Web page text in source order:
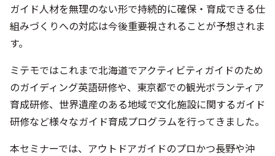
ガイド人材を無理のない形で持続的に確保・育成できる仕
組みづくりへの対応は今後重要視されることが予想されま
す。
ミテモではこれまで北海道でアクティビティガイドのため
のガイディング英語研修や、東京都での観光ボランティア
育成研修、世界遺産のある地域で文化施設に関するガイド
研修など様々なガイド育成プログラムを行ってきました。
本セミナーでは、アウトドアガイドのプロかつ長野や沖